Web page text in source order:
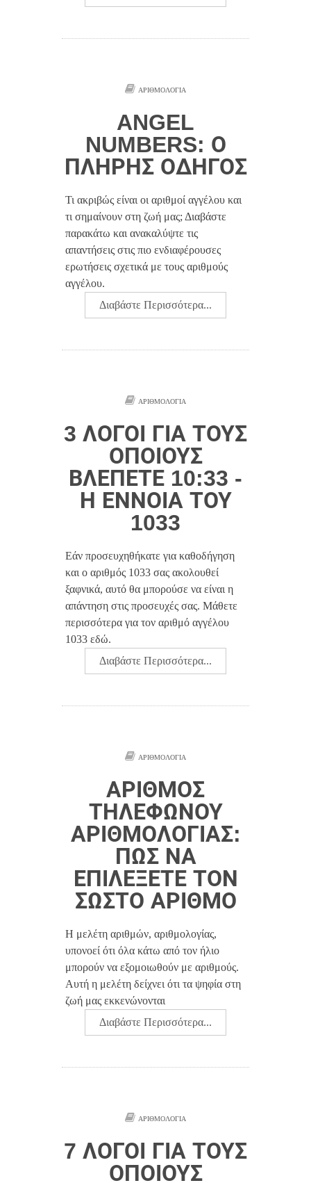
ΑΡΙΘΜΟΛΟΓΊΑ
ANGEL
NUMBERS: Ο
ΠΛΉΡΗΣ ΟΔΗΓΌΣ
Τι ακριβώς είναι οι αριθμοί αγγέλου και
τι σημαίνουν στη ζωή μας; Διαβάστε
παρακάτω και ανακαλύψτε τις
απαντήσεις στις πιο ενδιαφέρουσες
ερωτήσεις σχετικά με τους αριθμούς
αγγέλου.
Διαβάστε Περισσότερα...
ΑΡΙΘΜΟΛΟΓΊΑ
3 ΛΌΓΟΙ ΓΙΑ ΤΟΥΣ
ΟΠΟΊΟΥΣ
ΒΛΈΠΕΤΕ 10:33 -
Η ΈΝΝΟΙΑ ΤΟΥ
1033
Εάν προσευχηθήκατε για καθοδήγηση
και ο αριθμός 1033 σας ακολουθεί
ξαφνικά, αυτό θα μπορούσε να είναι η
απάντηση στις προσευχές σας. Μάθετε
περισσότερα για τον αριθμό αγγέλου
1033 εδώ.
Διαβάστε Περισσότερα...
ΑΡΙΘΜΟΛΟΓΊΑ
ΑΡΙΘΜΌΣ
ΤΗΛΕΦΏΝΟΥ
ΑΡΙΘΜΟΛΟΓΊΑΣ:
ΠΏΣ ΝΑ
ΕΠΙΛΈΞΕΤΕ ΤΟΝ
ΣΩΣΤΌ ΑΡΙΘΜΌ
Η μελέτη αριθμών, αριθμολογίας,
υπονοεί ότι όλα κάτω από τον ήλιο
μπορούν να εξομοιωθούν με αριθμούς.
Αυτή η μελέτη δείχνει ότι τα ψηφία στη
ζωή μας εκκενώνονται
Διαβάστε Περισσότερα...
ΑΡΙΘΜΟΛΟΓΊΑ
7 ΛΌΓΟΙ ΓΙΑ ΤΟΥΣ
ΟΠΟΊΟΥΣ